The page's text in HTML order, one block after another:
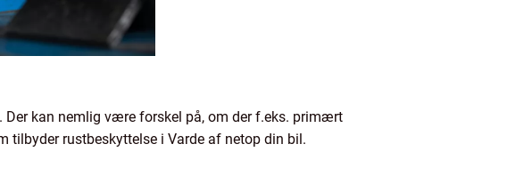
Der kan nemlig være forskel på, om der f.eks. primært
tilbyder rustbeskyttelse i Varde af netop din bil.